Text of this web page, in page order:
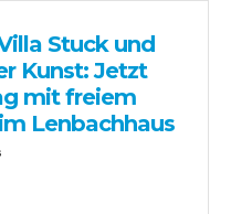
Stuck und
Kunst: Jetzt
mit freiem
Lenbachhaus